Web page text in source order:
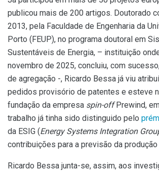
publicou mais de 200 artigos. Doutorado
2013, pela Faculdade de Engenharia da
Porto (FEUP), no programa doutoral em
Sustentáveis de Energia, – instituição
novembro de 2025, concluiu, com
de agregação -, Ricardo Bessa já viu
pedidos provisório de patentes e esteve
fundação da empresa spin-offPrewind,
trabalho já tinha sido distinguido pelo
da ESIG (Energy Systems Integration
contribuições para a previsão da produção
Ricardo Bessa junta-se, assim, aos